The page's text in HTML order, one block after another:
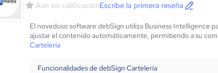
Aún sin calificaciónEscribe la primera reseña
El novedoso software debSign utiliza Business Intelligence
ajustar el contenido automáticamente, permitiendo a su
Cartelería
Funcionalidades de debSign Cartelería